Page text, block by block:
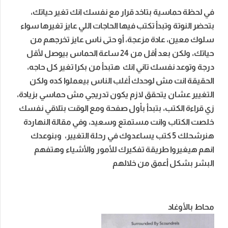
في لحظة حماسية بتاخد قرار مع نفسك انك تغير حياتك،
بتحضر النوتة وتبدأ تكتب فيها الحاجات اللي عايز تغيرها سواء
سلوك معين، عادة مزعجة، أو حتى ناس عايز تخرجهم من
حياتك، ولكن بعد أقل من 24 ساعة الحماس بيوصل لأقل
درجة وتوعد نفسك تاني انك هتبدأ من بكرا تغير كل حاجه،
الحقيقة انت مش لوحدك أغلب الناس بيعملوا كده ولكن
التغيير عشان يتحقق لازم يكون تدريجي مش حماسي بزيادة،
زي قراءة الكتب، بتبدأ بأول صفحة ومع الوقت بتلاقي نفسك
خلصت الكتاب وانت مستمتع وسعيد، وفي مقالة النهاردة
هنرشحلك 5 كتب يساعدوك في رحلة التغيير، وبنوعدك
انهم هيغيروا طريقة تفكيرك للأمور والأشياء وهتفهم
البشر بشكل أعمق من خلالهم
محاط بالأوغاد